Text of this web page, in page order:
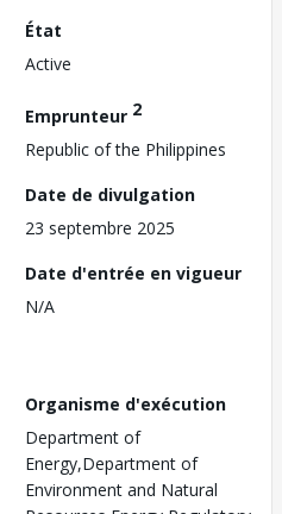
État
Active
Emprunteur 2
Republic of the Philippines
Date de divulgation
23 septembre 2025
Date d'entrée en vigueur
N/A
Organisme d'exécution
Department of
Energy,Department of
Environment and Natural